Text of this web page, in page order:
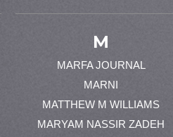
M
MARFA JOURNAL
MARNI
MATTHEW M WILLIAMS
MARYAM NASSIR ZADEH